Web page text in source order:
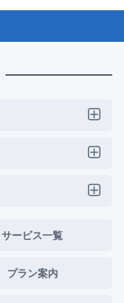
サービス一覧
プラン案内